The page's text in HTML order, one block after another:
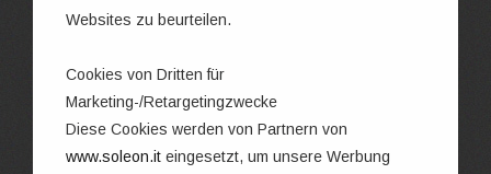
Websites zu beurteilen.
Cookies von Dritten für
Marketing-/Retargetingzwecke
Diese Cookies werden von Partnern von
www.soleon.it eingesetzt, um unsere Werbung